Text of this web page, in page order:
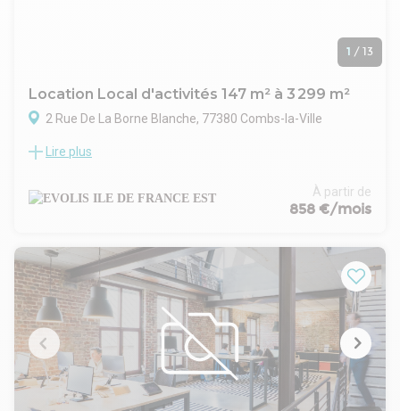
1 / 13
Location Local d'activités 147 m² à 3 299 m²
2 Rue De La Borne Blanche, 77380 Combs-la-Ville
Au sein de la zone logistique de Parisud, à proximité de la
un entrepôt de 3 299 m² divisibles à partir de 1 364 m² à la
location. Le site est clos et sécurisé et bénéficie de nombreux
. Contrôle d'accès
. Site clos
. Quai :2
. Porte sectionnelle de plain-pied : 2
. Dimensions porte : 4 (H) x 4 (L) mètres
. Charge au sol : 3 tonnes / m²
. Hauteur libre : 7,5 mètres
. Chauffage par aérotherme gaz
. Vestiaire
Lire plus
À partir de
858 €/mois